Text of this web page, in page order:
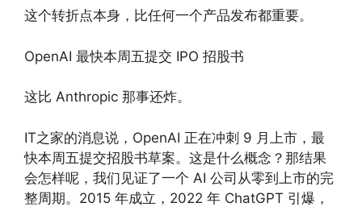
这个转折点本身，比任何一个产品发布都重要。
OpenAI 最快本周五提交 IPO 招股书
这比 Anthropic 那事还炸。
IT之家的消息说，OpenAI 正在冲刺 9 月上市，最
快本周五提交招股书草案。这是什么概念？那结果
会怎样呢，我们见证了一个 AI 公司从零到上市的完
整周期。2015 年成立，2022 年 ChatGPT 引爆，